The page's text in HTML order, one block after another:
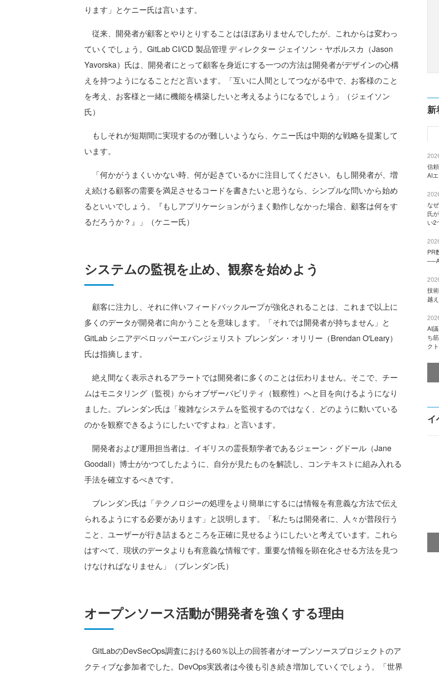
ります」とケニー氏は言います。
従来、開発者が顧客とやりとりすることはほぼありませんでしたが、これからは変わっ
ていくでしょう。GitLab CI/CD 製品管理 ディレクター ジェイソン・ヤボルスカ（Jason
Yavorska）氏は、開発者にとって顧客を身近にする一つの方法は開発者がデザインの心構
えを持つようになることだと言います。「互いに人間としてつながる中で、お客様のこと
を考え、お客様と一緒に機能を構築したいと考えるようになるでしょう」（ジェイソン
氏）
もしそれが短期間に実現するのが難しいようなら、ケニー氏は中期的な戦略を提案して
います。
「何かがうまくいかない時、何が起きているかに注目してください。もし開発者が、増
え続ける顧客の需要を満足させるコードを書きたいと思うなら、シンプルな問いから始め
るといいでしょう。『もしアプリケーションがうまく動作しなかった場合、顧客は何をす
るだろうか？』」（ケニー氏）
システムの監視を止め、観察を始めよう
顧客に注力し、それに伴いフィードバックループが強化されることは、これまで以上に
多くのデータが開発者に向かうことを意味します。「それでは開発者が持ちません」と
GitLab シニアデベロッパーエバンジェリスト ブレンダン・オリリー（Brendan O'Leary）
氏は指摘します。
絶え間なく表示されるアラートでは開発者に多くのことは伝わりません。そこで、チー
ムはモニタリング（監視）からオブザーバビリティ（観察性）へと目を向けるようになり
ました。ブレンダン氏は「複雑なシステムを監視するのではなく、どのように動いている
のかを観察できるようにしたいですよね」と言います。
開発者および運用担当者は、イギリスの霊長類学者であるジェーン・グドール（Jane
Goodall）博士がかつてしたように、自分が見たものを解読し、コンテキストに組み入れる
手法を確立するべきです。
ブレンダン氏は「テクノロジーの処理をより簡単にするには情報を有意義な方法で伝え
られるようにする必要があります」と説明します。「私たちは開発者に、人々が普段行う
こと、ユーザーが行き詰まるところを正確に見せるようにしたいと考えています。これら
はすべて、現状のデータよりも有意義な情報です。重要な情報を顕在化させる方法を見つ
けなければなりません」（ブレンダン氏）
オープンソース活動が開発者を強くする理由
GitLabのDevSecOps調査における60％以上の回答者がオープンソースプロジェクトのア
クティブな参加者でした。DevOps実践者は今後も引き続き増加していくでしょう。「世界
新
信
AI
な
氏
い2
PR
技
越
AI
ち
ク
イ